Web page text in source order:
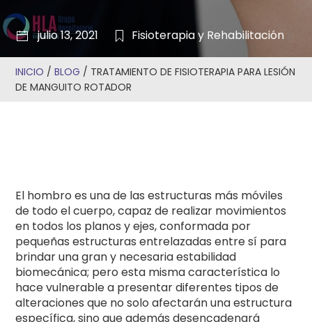
julio 13, 2021 Fisioterapia y Rehabilitación
INICIO /BLOG / TRATAMIENTO DE FISIOTERAPIA PARA LESIÓN
DE MANGUITO ROTADOR
El hombro es una de las estructuras más móviles
de todo el cuerpo, capaz de realizar movimientos
en todos los planos y ejes, conformada por
pequeñas estructuras entrelazadas entre sí para
brindar una gran y necesaria estabilidad
biomecánica; pero esta misma característica lo
hace vulnerable a presentar diferentes tipos de
alteraciones que no solo afectarán una estructura
específica, sino que además desencadenará